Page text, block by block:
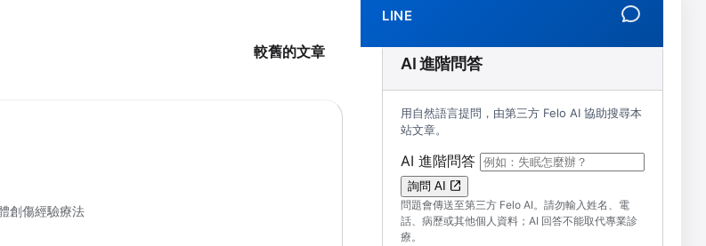
較舊的文章
創傷經驗療法
LINE
AI 進階問答
用自然語言提問，由第三方 Felo AI 協助搜尋本
站文章。
AI 進階問答 （可輸入自然語言問題；送出後會
詢問 AI
問題會傳送至第三方 Felo AI。請勿輸入姓名、電
話、病歷或其他個人資料；AI 回答不能取代專業診
療。